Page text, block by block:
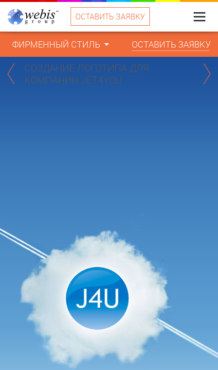
ОСТАВИТЬ ЗАЯВКУ Меню
ФИРМЕННЫЙ СТИЛЬ ОСТАВИТЬ ЗАЯВКУ
СОЗДАНИЕ ЛОГОТИПА ДЛЯ
КОМПАНИИ JET4YOU